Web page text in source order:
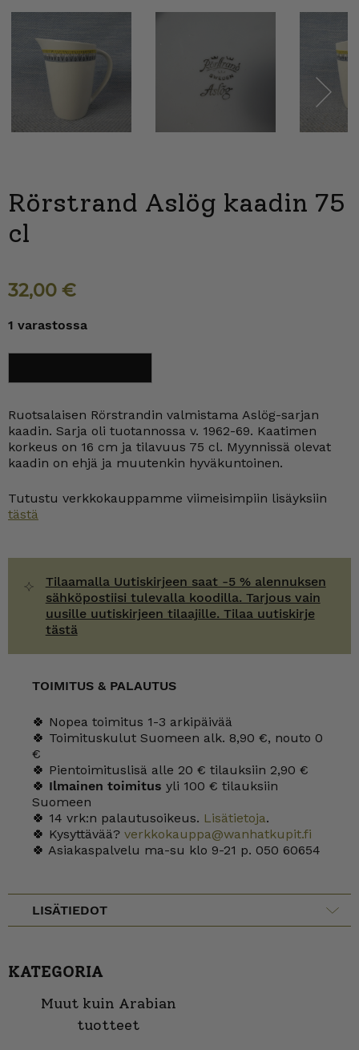
Rörstrand Aslög kaadin 75
cl
32,00 €
1 varastossa
kaadin
määrä
Ruotsalaisen Rörstrandin valmistama Aslög-sarjan
kaadin. Sarja oli tuotannossa v. 1962-69. Kaatimen
korkeus on 16 cm ja tilavuus 75 cl. Myynnissä olevat
kaadin on ehjä ja muutenkin hyväkuntoinen.
Tutustu verkkokauppamme viimeisimpiin lisäyksiin
tästä
Tilaamalla Uutiskirjeen saat -5 % alennuksen
sähköpostiisi tulevalla koodilla. Tarjous vain
uusille uutiskirjeen tilaajille. Tilaa uutiskirje
tästä
TOIMITUS & PALAUTUS
🍀 Nopea toimitus 1-3 arkipäivää
🍀 Toimituskulut Suomeen alk. 8,90 €, nouto 0
€
🍀 Pientoimituslisä alle 20 € tilauksiin 2,90 €
🍀 Ilmainen toimitus yli 100 € tilauksiin
Suomeen
🍀 14 vrk:n palautusoikeus. Lisätietoja.
🍀 Kysyttävää? verkkokauppa@wanhatkupit.fi
🍀 Asiakaspalvelu ma-su klo 9-21 p. 050 60654
LISÄTIEDOT
KATEGORIA
Muut kuin Arabian
tuotteet